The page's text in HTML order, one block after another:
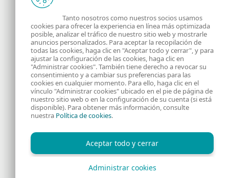
Noticias, opiniones y análisis de la comunidad de
seguridad de ESET
Acerca de RSS Feed
Contáctanos Dirección
Información Legal Política de Cookies
Política de privacidad
Tanto nosotros como nuestros socios usamos
cookies para ofrecer la experiencia en línea más optimizada
posible, analizar el tráfico de nuestro sitio web y mostrarle
anuncios personalizados. Para aceptar la recopilación de
todas las cookies, haga clic en "Aceptar todo y cerrar", y para
ajustar la configuración de las cookies, haga clic en
"Administrar cookies". También tiene derecho a revocar su
consentimiento y a cambiar sus preferencias para las
cookies en cualquier momento. Para ello, haga clic en el
vínculo "Administrar cookies" ubicado en el pie de página de
nuestro sitio web o en la configuración de su cuenta (si está
disponible). Para obtener más información, consulte
nuestra Política de cookies.
Aceptar todo y cerrar
Administrar cookies